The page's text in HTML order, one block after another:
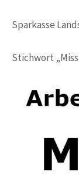
Sparkasse
Stichwort